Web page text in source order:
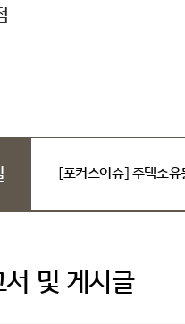
[포커스이슈] 주택소
및 게시글